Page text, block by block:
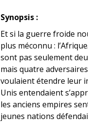
Synopsis :
Et si la guerre froide
plus méconnu :
sont pas seulement
mais quatre
voulaient étendre leur
Unis entendaient
les anciens empires
jeunes nations